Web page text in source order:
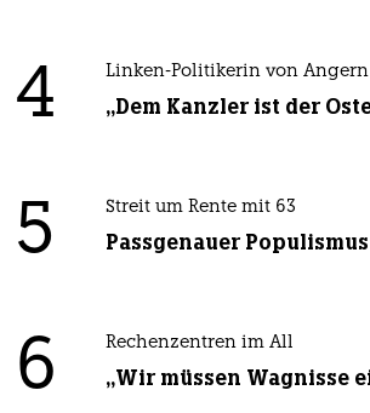
4 Linken-Politikerin von Angern
„Dem Kanzler ist der
5 Streit um Rente mit 63
Passgenauer Populismus
6 Rechenzentren im All
„Wir müssen Wagnisse